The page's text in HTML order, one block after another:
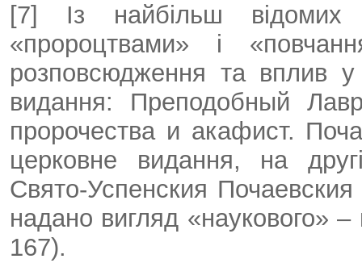
[7] Із найбільш відомих
«пророцтвами» і
розповсюдження та вплив
видання: Преподобный
пророчества и акафист.
церковне видання, на
Свято-Успенския
надано вигляд «наукового»
167).